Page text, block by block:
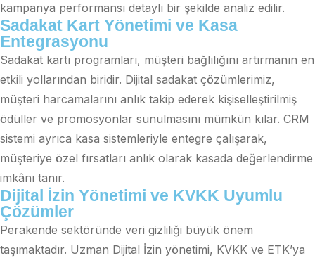
kampanya performansı detaylı bir şekilde analiz edilir.
Sadakat Kart Yönetimi ve Kasa
Entegrasyonu
Sadakat kartı programları, müşteri bağlılığını artırmanın en
etkili yollarından biridir. Dijital sadakat çözümlerimiz,
müşteri harcamalarını anlık takip ederek kişiselleştirilmiş
ödüller ve promosyonlar sunulmasını mümkün kılar. CRM
sistemi ayrıca kasa sistemleriyle entegre çalışarak,
müşteriye özel fırsatları anlık olarak kasada değerlendirme
imkânı tanır.
Dijital İzin Yönetimi ve KVKK Uyumlu
Çözümler
Perakende sektöründe veri gizliliği büyük önem
taşımaktadır. Uzman Dijital İzin yönetimi, KVKK ve ETK’ya